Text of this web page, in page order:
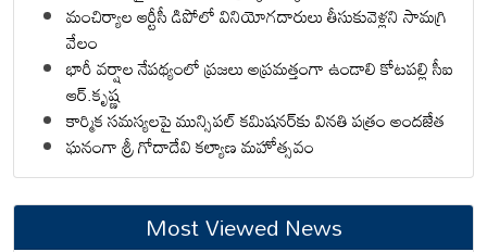
మంచిర్యాల ఆర్టీసీ డిపోలో వినియోగదారులు తీసుకువెళ్లని సామగ్రి
వేలం
భారీ వర్షాల నేపథ్యంలో ప్రజలు అప్రమత్తంగా ఉండాలి కోటపల్లి సీఐ
ఆర్.కృష్ణ
కార్మిక సమస్యలపై మున్సిపల్ కమిషనర్‌కు వినతి పత్రం అందజేత
ఘనంగా శ్రీ గోదాదేవి కల్యాణ మహోత్సవం
Most Viewed News